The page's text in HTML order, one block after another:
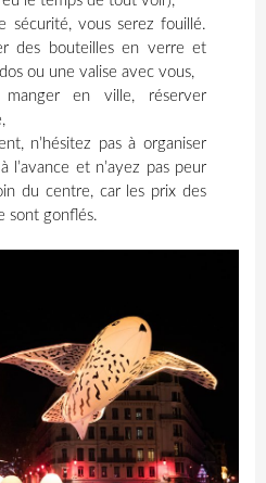
sécurité, vous serez fouillé.
des bouteilles en verre et
ou une valise avec vous,
en ville, réserver
n’hésitez pas à organiser
et n’ayez pas peur
du centre, car les prix des
sont gonflés.